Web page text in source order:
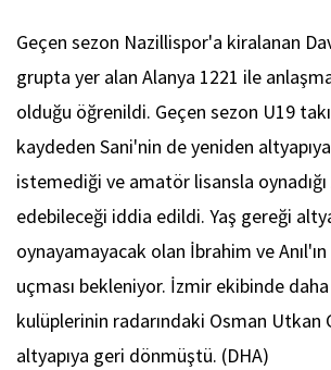
Geçen sezon Nazillispor'a kiralanan
grupta yer alan Alanya 1221 ile
olduğu öğrenildi. Geçen sezon U19
kaydeden Sani'nin de yeniden
istemediği ve amatör lisansla
edebileceği iddia edildi. Yaş gereği
oynayamayacak olan İbrahim ve
uçması bekleniyor. İzmir ekibinde
kulüplerinin radarındaki Osman Utkan
altyapıya geri dönmüştü. (DHA)